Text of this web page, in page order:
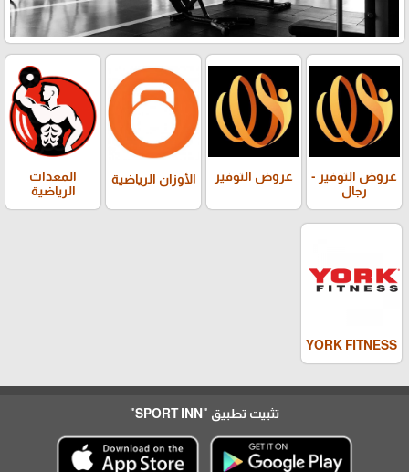
عروض التوفير -
رجال
عروض التوفير الأوزان الرياضية
المعدات
الرياضية
YORK FITNESS
تثبيت تطبيق "SPORT INN"